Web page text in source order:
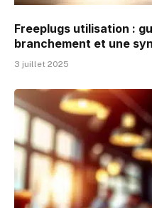
Freeplugs utilisation :
branchement et une
3 juillet 2025